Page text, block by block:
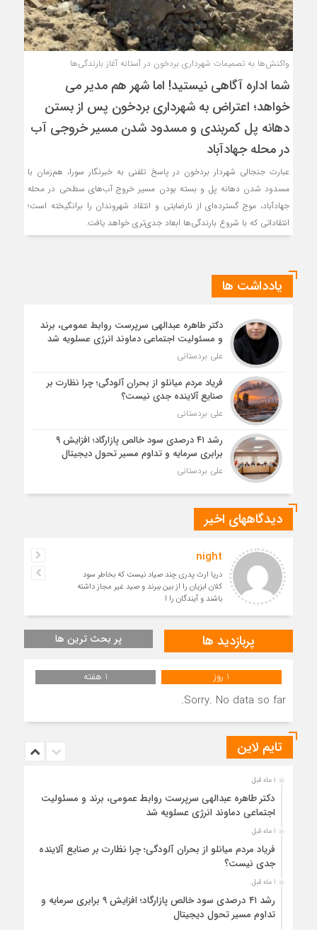
واکنش‌ها به تصمیمات شهرداری بردخون در آستانه آغاز بارندگی‌ها
شما اداره آگاهی نیستید! اما شهر هم مدیر می
خواهد؛ اعتراض به شهرداری بردخون پس از بستن
دهانه پل کمربندی و مسدود شدن مسیر خروجی آب
در محله جهادآباد
عبارت جنجالی شهردار بردخون در پاسخ تلفنی به خبرنگار سورا، هم‌زمان با
مسدود شدن دهانه پل و بسته بودن مسیر خروج آب‌های سطحی در محله
جهادآباد، موج گسترده‌ای از نارضایتی و انتقاد شهروندان را برانگیخته است؛
انتقاداتی که با شروع بارندگی‌ها ابعاد جدی‌تری خواهد یافت.
یادداشت ها
دکتر طاهره عبدالهی سرپرست روابط عمومی، برند
و مسئولیت اجتماعی دماوند انرژی عسلویه شد
علی بردستانی
فریاد مردم میانلو از بحران آلودگی؛ چرا نظارت بر
صنایع آلاینده جدی نیست؟
علی بردستانی
رشد ۴۱ درصدی سود خالص پازارگاد؛ افزایش ۹
برابری سرمایه و تداوم مسیر تحول دیجیتال
علی بردستانی
دیدگاههای اخیر
night
دریا ارث پدری چند صیاد نیست که بخاطر سود
کلان ابزیان را از بین ببرند و صید غیر مجاز داشته
باشند و آیندگان را ا
پربازدید ها پر بحث ترین ها
1 روز 1 هفته
Sorry. No data so far.
تایم لاین
1 ماه قبل
دکتر طاهره عبدالهی سرپرست روابط عمومی، برند و مسئولیت
اجتماعی دماوند انرژی عسلویه شد
1 ماه قبل
فریاد مردم میانلو از بحران آلودگی؛ چرا نظارت بر صنایع آلاینده
جدی نیست؟
1 ماه قبل
رشد ۴۱ درصدی سود خالص پازارگاد؛ افزایش ۹ برابری سرمایه و
تداوم مسیر تحول دیجیتال